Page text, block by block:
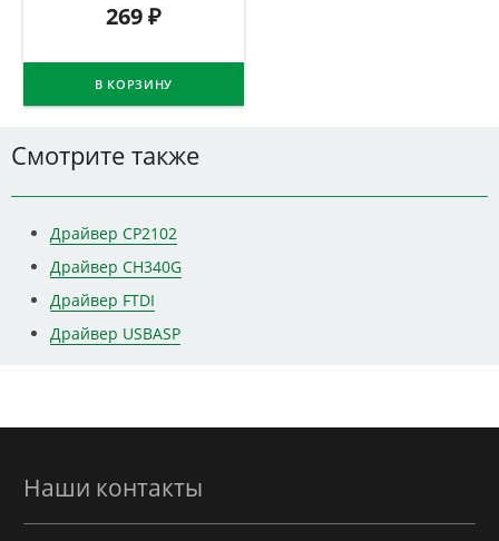
269₽
В КОРЗИНУ
Смотрите также
Драйвер CP2102
Драйвер CH340G
Драйвер FTDI
Драйвер USBASP
Наши контакты